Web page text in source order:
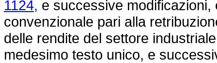
1124, e successive
convenzionale pari alla
delle rendite del settore
medesimo testo unico, e